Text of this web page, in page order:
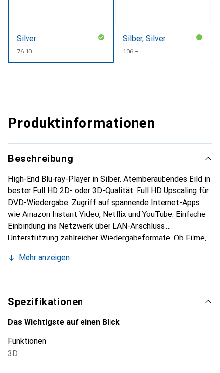
Silver
CHF
76.10
Silber, Silver
CHF
106.–
Produktinformationen
Beschreibung
High-End Blu-ray-Player in Silber. Atemberaubendes Bild in
bester Full HD 2D- oder 3D-Qualität. Full HD Upscaling für
DVD-Wiedergabe. Zugriff auf spannende Internet-Apps
wie Amazon Instant Video, Netflix und YouTube. Einfache
Einbindung ins Netzwerk über LAN-Anschluss.
Unterstützung zahlreicher Wiedergabeformate. Ob Filme,
ray-Player spielt bei Ihrem Heimkino-Abend gross auf.
Ideal für alle, die beim Blockbuster richtig tief eintauchen
wollen. Wiedergabe diverser Formate. Dieser Blu-ray-
Player von Panasonic unterstützt eine grosse Fülle an
Audio- und Video-Formaten. Dabei spielt der Player
MP3, AAC, ALAC als auch DSD problemlos ab. Mit diesem
Abspielgerät geben Sie Blu-ray-Discs mit Full-HD-
Mehr anzeigen
Spezifikationen
Das Wichtigste auf einen Blick
Funktionen
3D